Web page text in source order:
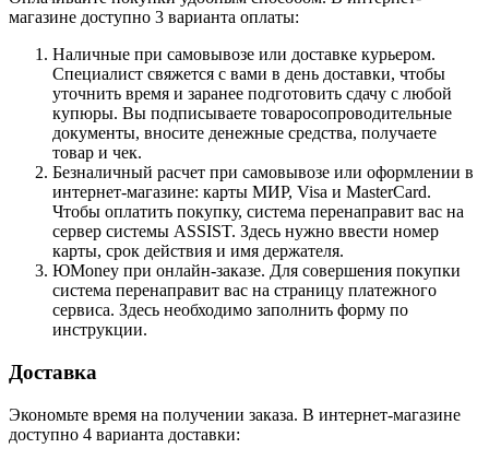
магазине доступно 3 варианта оплаты:
Наличные при самовывозе или доставке курьером.
Специалист свяжется с вами в день доставки, чтобы
уточнить время и заранее подготовить сдачу с любой
купюры. Вы подписываете товаросопроводительные
документы, вносите денежные средства, получаете
товар и чек.
Безналичный расчет при самовывозе или оформлении в
интернет-магазине: карты МИР, Visa и MasterCard.
Чтобы оплатить покупку, система перенаправит вас на
сервер системы ASSIST. Здесь нужно ввести номер
карты, срок действия и имя держателя.
ЮMoney при онлайн-заказе. Для совершения покупки
система перенаправит вас на страницу платежного
сервиса. Здесь необходимо заполнить форму по
инструкции.
Доставка
Экономьте время на получении заказа. В интернет-магазине
доступно 4 варианта доставки: